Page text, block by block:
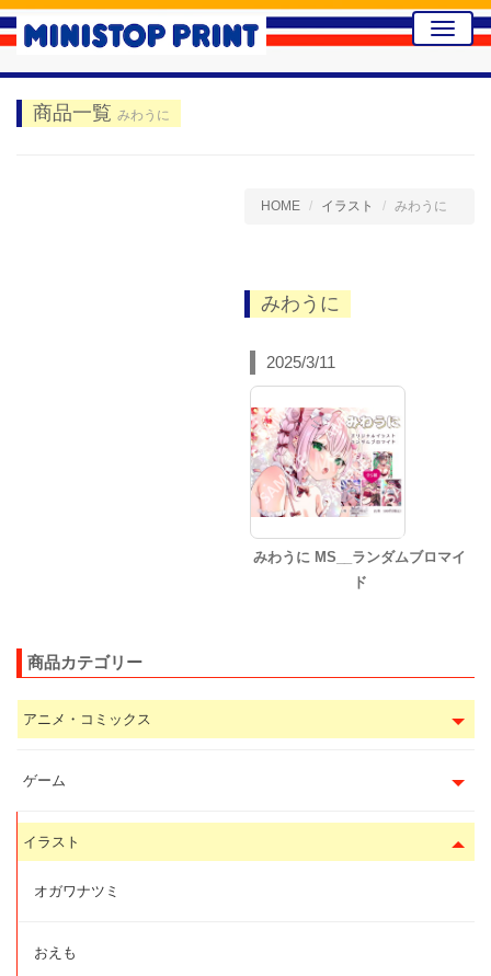
Toggle
商品一覧 みわうに
HOME イラスト みわうに
みわうに
2025/3/11
みわうに MS__ランダムブロマイ
ド
商品カテゴリー
アニメ・コミックス
ゲーム
イラスト
オガワナツミ
おえも